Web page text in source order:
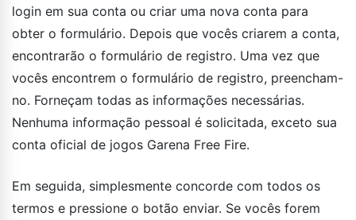
login em sua conta ou criar uma nova conta para
obter o formulário. Depois que vocês criarem a conta,
encontrarão o formulário de registro. Uma vez que
vocês encontrem o formulário de registro, preencham-
no. Forneçam todas as informações necessárias.
Nenhuma informação pessoal é solicitada, exceto sua
conta oficial de jogos Garena Free Fire.
Em seguida, simplesmente concorde com todos os
termos e pressione o botão enviar. Se vocês forem